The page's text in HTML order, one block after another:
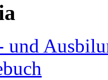
und